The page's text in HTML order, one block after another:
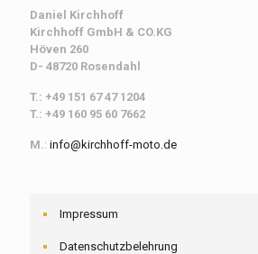
Daniel Kirchhoff
Kirchhoff GmbH & CO.KG
Höven 260
D- 48720 Rosendahl
T.: +49 151 67 47 1204
T.: +49 160 95 60 7662
M.: info@kirchhoff-moto.de
Impressum
Datenschutzbelehrung